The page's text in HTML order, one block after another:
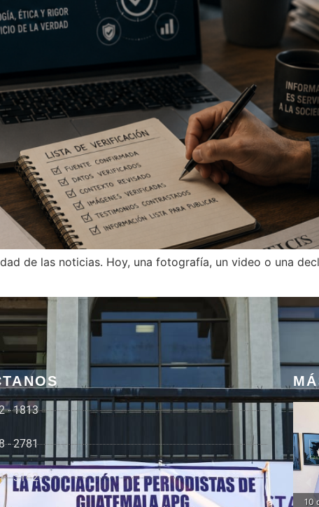
de las noticias. Hoy, una fotografía, un video o una
- 1813
- 2781
- 3162
10